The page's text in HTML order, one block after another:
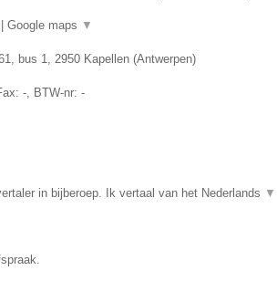
Google maps ▼
bus 1, 2950 Kapellen(Antwerpen)
-, BTW-nr: -
in bijberoep. Ik vertaal van het Nederlands ▼